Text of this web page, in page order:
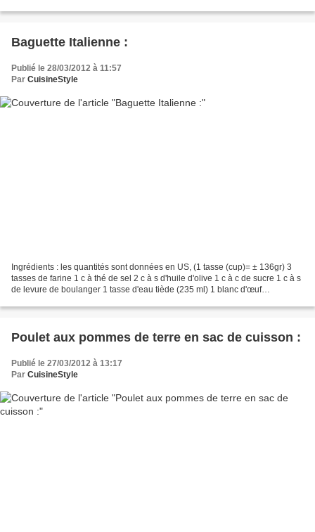
Baguette Italienne :
Publié le 28/03/2012 à 11:57
Par CuisineStyle
Ingrédients : les quantités sont données en US, (1 tasse (cup)= ± 136gr) 3
tasses de farine 1 c à thé de sel 2 c à s d'huile d'olive 1 c à c de sucre 1 c à s
de levure de boulanger 1 tasse d'eau tiède (235 ml) 1 blanc d'œuf
Poulet aux pommes de terre en sac de cuisson :
Publié le 27/03/2012 à 13:17
Par CuisineStyle